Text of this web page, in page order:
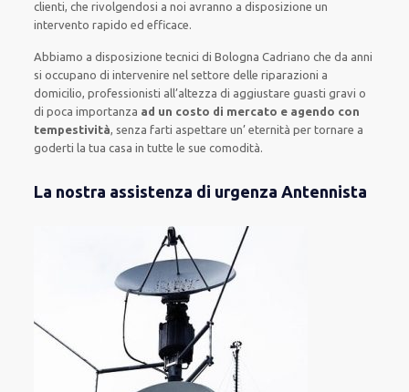
clienti, che rivolgendosi a noi avranno a disposizione un
interventorapido ed efficace.
Abbiamo a disposizionetecnici di Bologna Cadriano che da anni
si occupano di intervenirenel settore delle riparazioni a
domicilio, professionisti all’altezza di aggiustare guasti gravi o
di poca importanza ad un costo di mercato e agendo con
tempestività, senza farti aspettare un’ eternità per tornare a
goderti la tua casa in tutte le sue comodità.
La nostra assistenza di urgenza Antennista